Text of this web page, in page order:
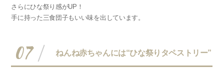
さらにひな祭り感がUP！
手に持った三食団子もいい味を出しています。
07 ねんね赤ちゃんには“ひな祭りタペストリー”